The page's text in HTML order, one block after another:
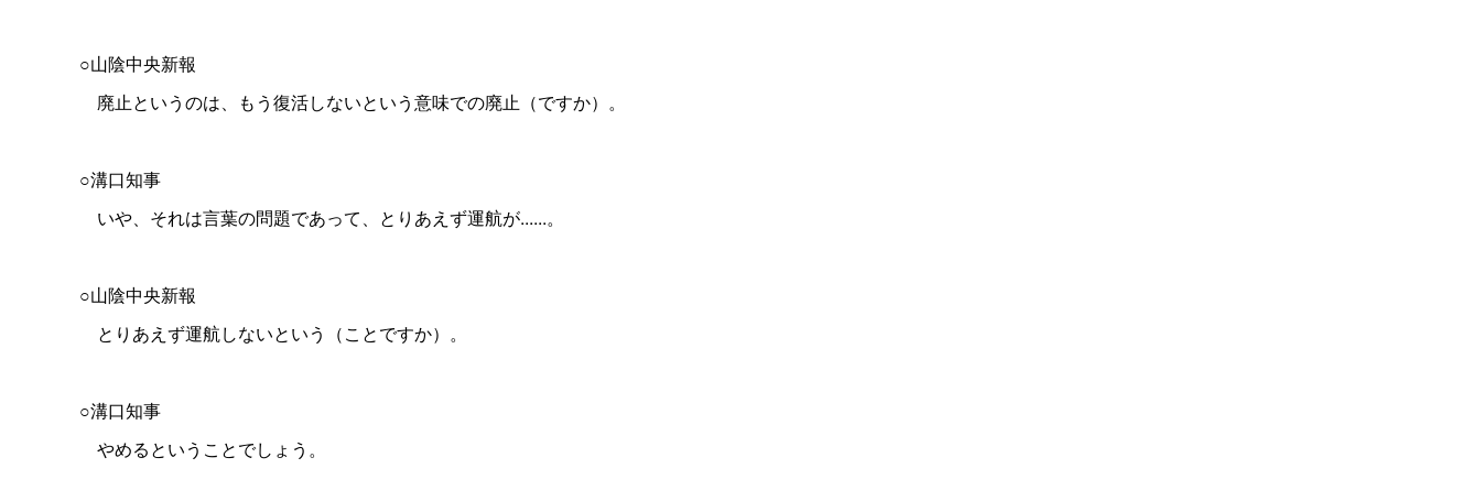
○山陰中央新報
廃止というのは、もう復活しないという意味での廃止（ですか）。
○溝口知事
いや、それは言葉の問題であって、とりあえず運航が......。
○山陰中央新報
とりあえず運航しないという（ことですか）。
○溝口知事
やめるということでしょう。